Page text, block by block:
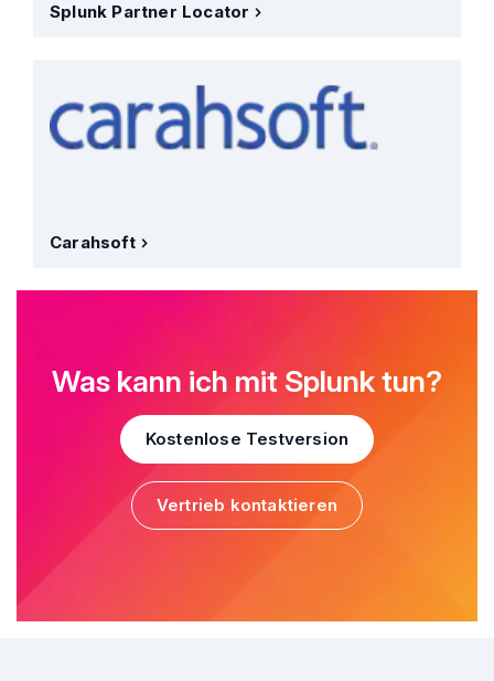
Splunk Partner Locator
Carahsoft
Was kann ich mit Splunk tun?
Kostenlose Testversion
Vertrieb kontaktieren